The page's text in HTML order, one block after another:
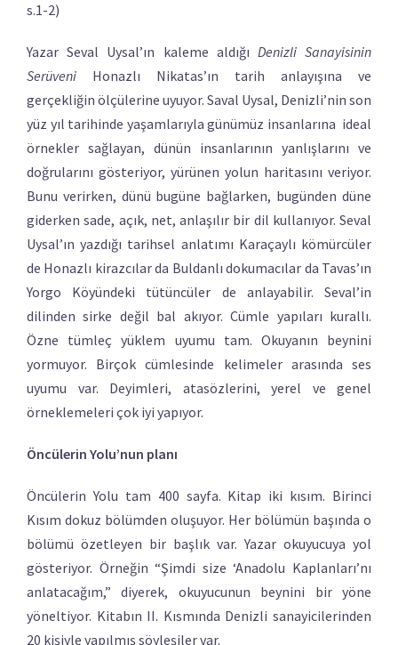
s.1-2)
Yazar Seval Uysal’ın kaleme aldığı Denizli Sanayisinin
Serüveni Honazlı Nikatas’ın tarih anlayışına ve
gerçekliğin ölçülerine uyuyor. Saval Uysal, Denizli’nin son
yüz yıl tarihinde yaşamlarıyla günümüz insanlarına ideal
örnekler sağlayan, dünün insanlarının yanlışlarını ve
doğrularını gösteriyor, yürünen yolun haritasını veriyor.
Bunu verirken, dünü bugüne bağlarken, bugünden düne
giderken sade, açık, net, anlaşılır bir dil kullanıyor. Seval
Uysal’ın yazdığı tarihsel anlatımı Karaçaylı kömürcüler
de Honazlı kirazcılar da Buldanlı dokumacılar da Tavas’ın
Yorgo Köyündeki tütüncüler de anlayabilir. Seval’in
dilinden sirke değil bal akıyor. Cümle yapıları kurallı.
Özne tümleç yüklem uyumu tam. Okuyanın beynini
yormuyor. Birçok cümlesinde kelimeler arasında ses
uyumu var. Deyimleri, atasözlerini, yerel ve genel
örneklemeleri çok iyi yapıyor.
Öncülerin Yolu’nun planı
Öncülerin Yolu tam 400 sayfa. Kitap iki kısım. Birinci
Kısım dokuz bölümden oluşuyor. Her bölümün başında o
bölümü özetleyen bir başlık var. Yazar okuyucuya yol
gösteriyor. Örneğin “Şimdi size ‘Anadolu Kaplanları’nı
anlatacağım,” diyerek, okuyucunun beynini bir yöne
yöneltiyor. Kitabın II. Kısmında Denizli sanayicilerinden
20 kişiyle yapılmış söyleşiler var.